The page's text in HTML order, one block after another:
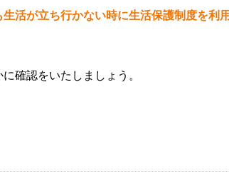
活が立ち行かない時に生活保護制度を利用
確認をいたしましょう。